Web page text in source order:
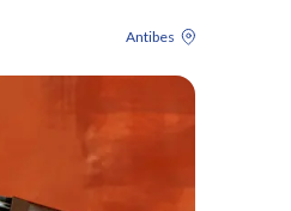
Antibes